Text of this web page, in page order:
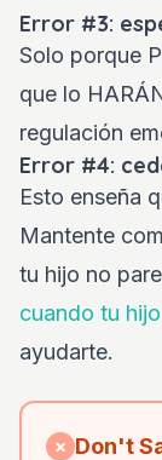
Error #3:
Solo porque
que lo
regulación
Error #4:
Esto enseña
Mantente
tu hijo no
cuando tu
ayudarte.
✗ Don't